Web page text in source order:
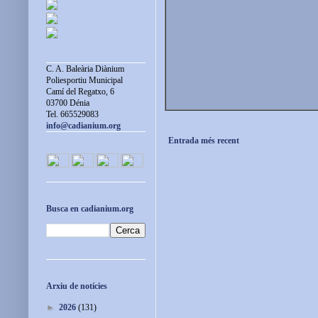
Entrada més recent
C. A. Baleària Diànium
Poliesportiu Municipal
Camí del Regatxo, 6
03700 Dénia
Tel. 665529083
info@cadianium.org
Busca en cadianium.org
Arxiu de notícies
► 2026 (131)